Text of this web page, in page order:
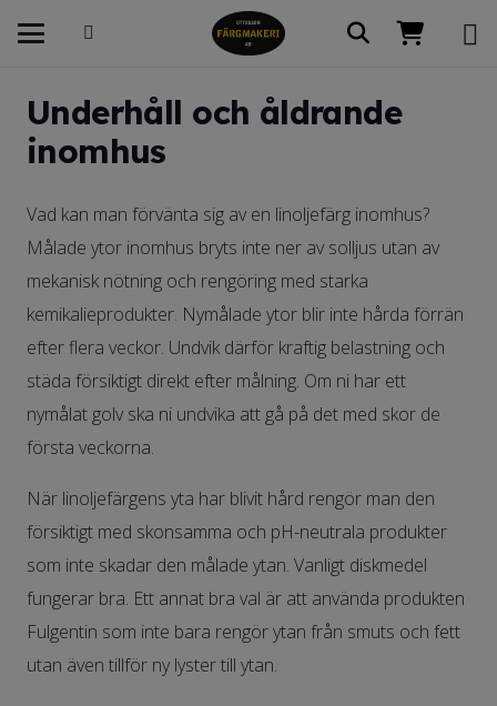
Underhåll och åldrande
inomhus
Vad kan man förvänta sig av en linoljefärg inomhus?
Målade ytor inomhus bryts inte ner av solljus utan av
mekanisk nötning och rengöring med starka
kemikalieprodukter. Nymålade ytor blir inte hårda förrän
efter flera veckor. Undvik därför kraftig belastning och
städa försiktigt direkt efter målning. Om ni har ett
nymålat golv ska ni undvika att gå på det med skor de
första veckorna.
När linoljefärgens yta har blivit hård rengör man den
försiktigt med skonsamma och pH-neutrala produkter
som inte skadar den målade ytan. Vanligt diskmedel
fungerar bra. Ett annat bra val är att använda produkten
Fulgentin som inte bara rengör ytan från smuts och fett
utan även tillför ny lyster till ytan.